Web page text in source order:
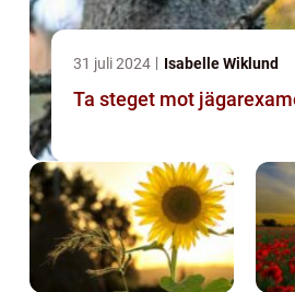
31 juli 2024 Isabelle Wiklund
Ta steget mot